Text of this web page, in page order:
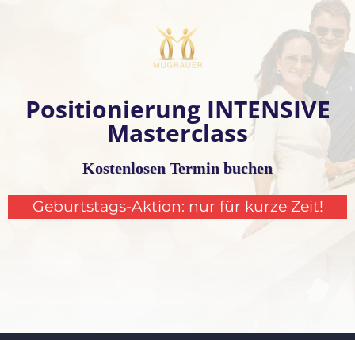
Positionierung INTENSIVE
Masterclass
Kostenlosen Termin buchen
Geburtstags-Aktion: nur für kurze Zeit!